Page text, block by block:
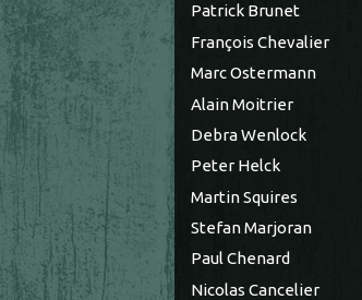
Patrick Brunet
François Chevalier
Marc Ostermann
Alain Moitrier
Debra Wenlock
Peter Helck
Martin Squires
Stefan Marjoran
Paul Chenard
Nicolas Cancelier